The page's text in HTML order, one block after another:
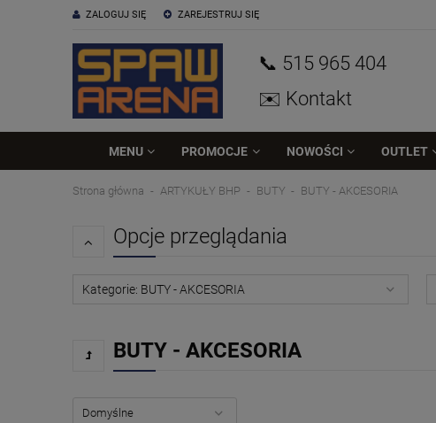
ZAREJESTRUJ SIĘ
ZALOGUJ SIĘ
📞 515 965 404
✉️ Kontakt
MENU PROMOCJE NOWOŚCI OUTLET
Strona główna ARTYKUŁY BHP BUTY BUTY - AKCESORIA
Opcje przeglądania
Kategorie: BUTY - AKCESORIA
BUTY - AKCESORIA